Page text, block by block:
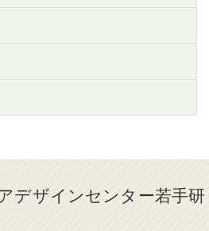
デザインセンター若手研